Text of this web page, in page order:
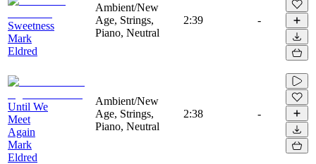
Sweetness
Mark
Eldred
Ambient/New
Age, Strings,
Piano, Neutral
2:39 -
Until We
Meet
Again
Mark
Eldred
Ambient/New
Age, Strings,
Piano, Neutral
2:38 -